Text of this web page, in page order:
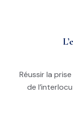
Réussir la
de